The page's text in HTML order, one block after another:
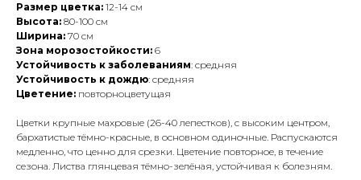
Размер цветка: 12-14 см
Высота: 80-100 см
Ширина: 70 см
Зона морозостойкости: 6
Устойчивость к заболеваниям: средняя
Устойчивость к дождю: средняя
Цветение: повторноцветущая
Цветки крупные махровые (26-40 лепестков), с высоким центром,
бархатистые тёмно-красные, в основном одиночные. Распускаются
медленно, что ценно для срезки. Цветение повторное, в течение
сезона. Листва глянцевая тёмно-зелёная, устойчивая к болезням.